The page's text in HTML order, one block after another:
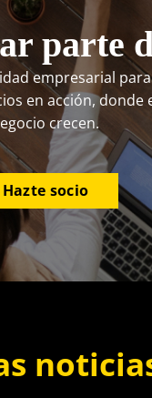
parte
empresarial
en acción, donde
crecen.
Hazte socio